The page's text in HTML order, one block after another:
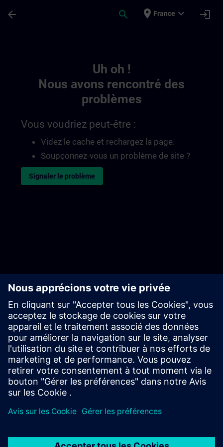
arrow_back search place France expand_more login
Uh oh !
Nous avons rencontré des
problèmes
Vous voudriez peut-être :
Videz le cache et rechargez la page.
Soupçonnez-vous un problème de site ?
Signaler le problème